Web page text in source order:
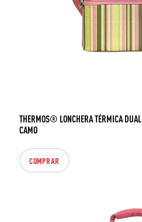
THERMOS® LONCHERA TÉRMICA DUAL
CAMO
COMPRAR